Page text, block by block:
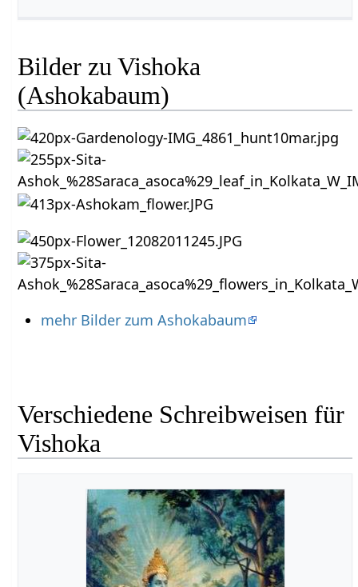
Bilder zu Vishoka
(Ashokabaum)
mehr Bilder zum Ashokabaum
Verschiedene Schreibweisen für
Vishoka